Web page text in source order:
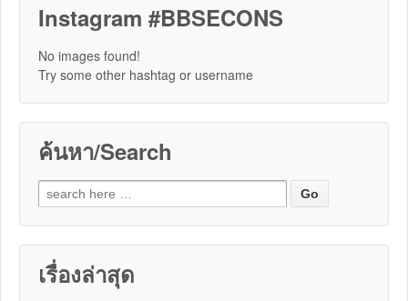
Instagram #BBSECONS
No images found!
Try some other hashtag or username
ค้นหา/Search
Search for:
เรื่องล่าสุด